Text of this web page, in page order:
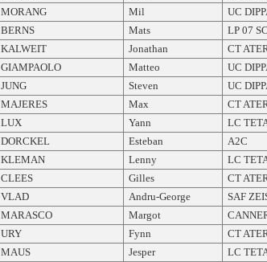
MORANG Mil UC
BERNS Mats LP 07
KALWEIT Jonathan CT
GIAMPAOLO Matteo UC
JUNG Steven UC
MAJERES Max CT
LUX Yann LC
DORCKEL Esteban A2C
KLEMAN Lenny LC
CLEES Gilles CT
VLAD Andru-George SAF
MARASCO Margot
URY Fynn CT
MAUS Jesper LC